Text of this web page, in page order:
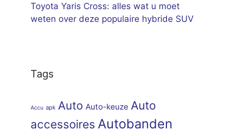
Toyota Yaris Cross: alles wat u moet
weten over deze populaire hybride SUV
Tags
Accu apk Auto Auto-keuze Auto
accessoires Autobanden